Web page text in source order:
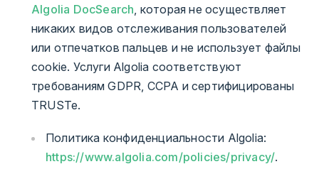
Algolia DocSearch, которая не осуществляет
никаких видов отслеживания пользователей
или отпечатков пальцев и не использует файлы
cookie. Услуги Algolia соответствуют
требованиям GDPR, CCPA и сертифицированы
TRUSTe.
Политика конфиденциальности Algolia:
https://www.algolia.com/policies/privacy/.